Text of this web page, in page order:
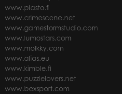
www.plasto.fi
www.crimescene.net
www.gamestormstudio.com
www.lumostars.com
www.molkky.com
www.alias.eu
www.kimble.fi
www.puzzlelovers.net
www.bexsport.com